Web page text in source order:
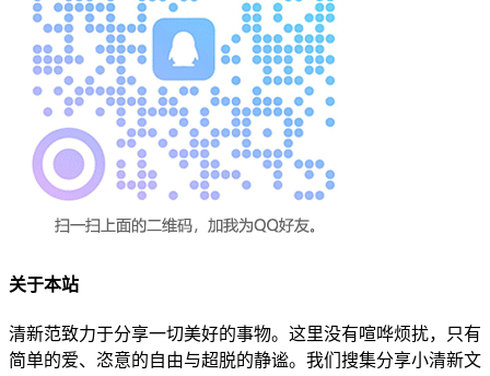
关于本站
清新范致力于分享一切美好的事物。这里没有喧哗烦扰，只有
简单的爱、恣意的自由与超脱的静谧。我们搜集分享小清新文